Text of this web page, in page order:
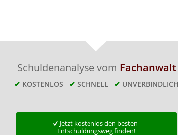
Schuldenanalyse vom Fachanwalt
✔ KOSTENLOS ✔ SCHNELL ✔ UNVERBINDLICH
Jetzt kostenlos den besten
Entschuldungsweg finden!